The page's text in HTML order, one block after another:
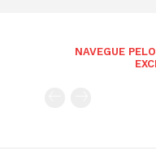
NAVEGUE